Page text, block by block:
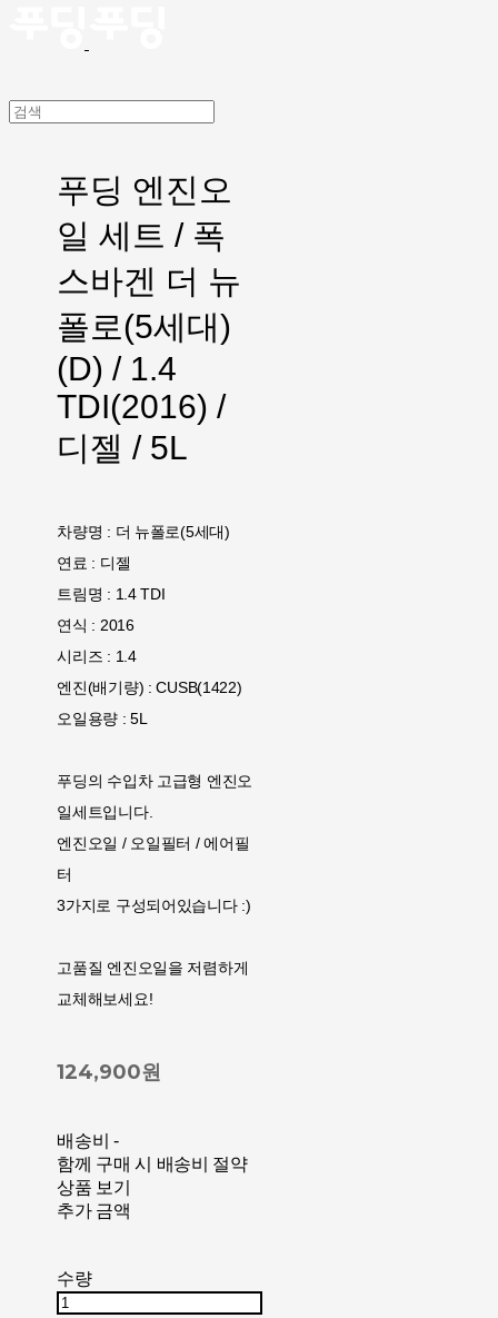
푸딩 엔진오
일 세트 / 폭
스바겐 더 뉴
폴로(5세대)
(D) / 1.4
TDI(2016) /
디젤 / 5L
차량명 : 더 뉴폴로(5세대)
연료 : 디젤
트림명 : 1.4 TDI
연식 : 2016
시리즈 : 1.4
엔진(배기량) : CUSB(1422)
오일용량 : 5L
푸딩의 수입차 고급형 엔진오
일세트입니다.
엔진오일 / 오일필터 / 에어필
터
3가지로 구성되어있습니다 :)
고품질 엔진오일을 저렴하게
교체해보세요!
124,900원
배송비 -
함께 구매 시 배송비 절약
상품 보기
추가 금액
수량